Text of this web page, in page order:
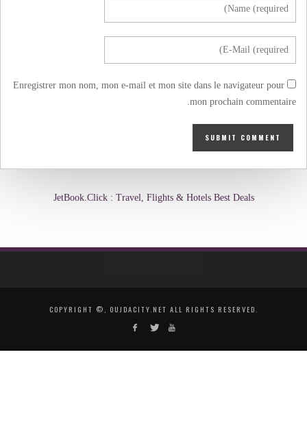
Enregistrer mon nom, mon e-mail et mon site dans le navigateur pour
mon prochain commentaire.
JetBook.Click : Travel, Flights & Hotels Best Deals
COPYRIGHT ©, OUJDACITY.NET ALL RIGHTS RESERVED.